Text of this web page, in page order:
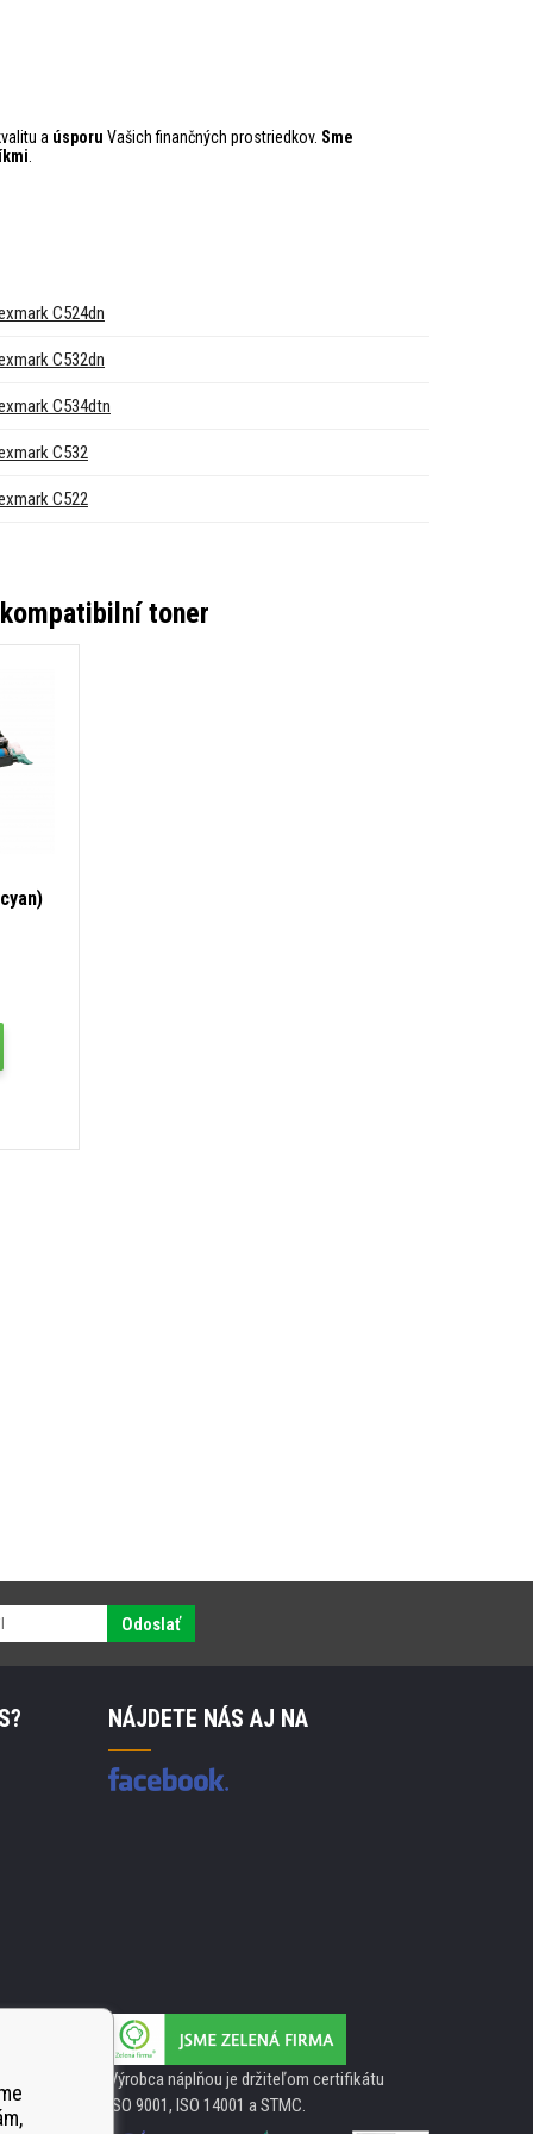
a úsporu Vašich finančných prostriedkov. Sme
.
C524dn
C532dn
C534dtn
C532
C522
toner
Odoslať
NÁJDETE NÁS AJ NA
Výrobca náplňou je držiteľom certifikátu
ISO 9001, ISO 14001 a STMC.